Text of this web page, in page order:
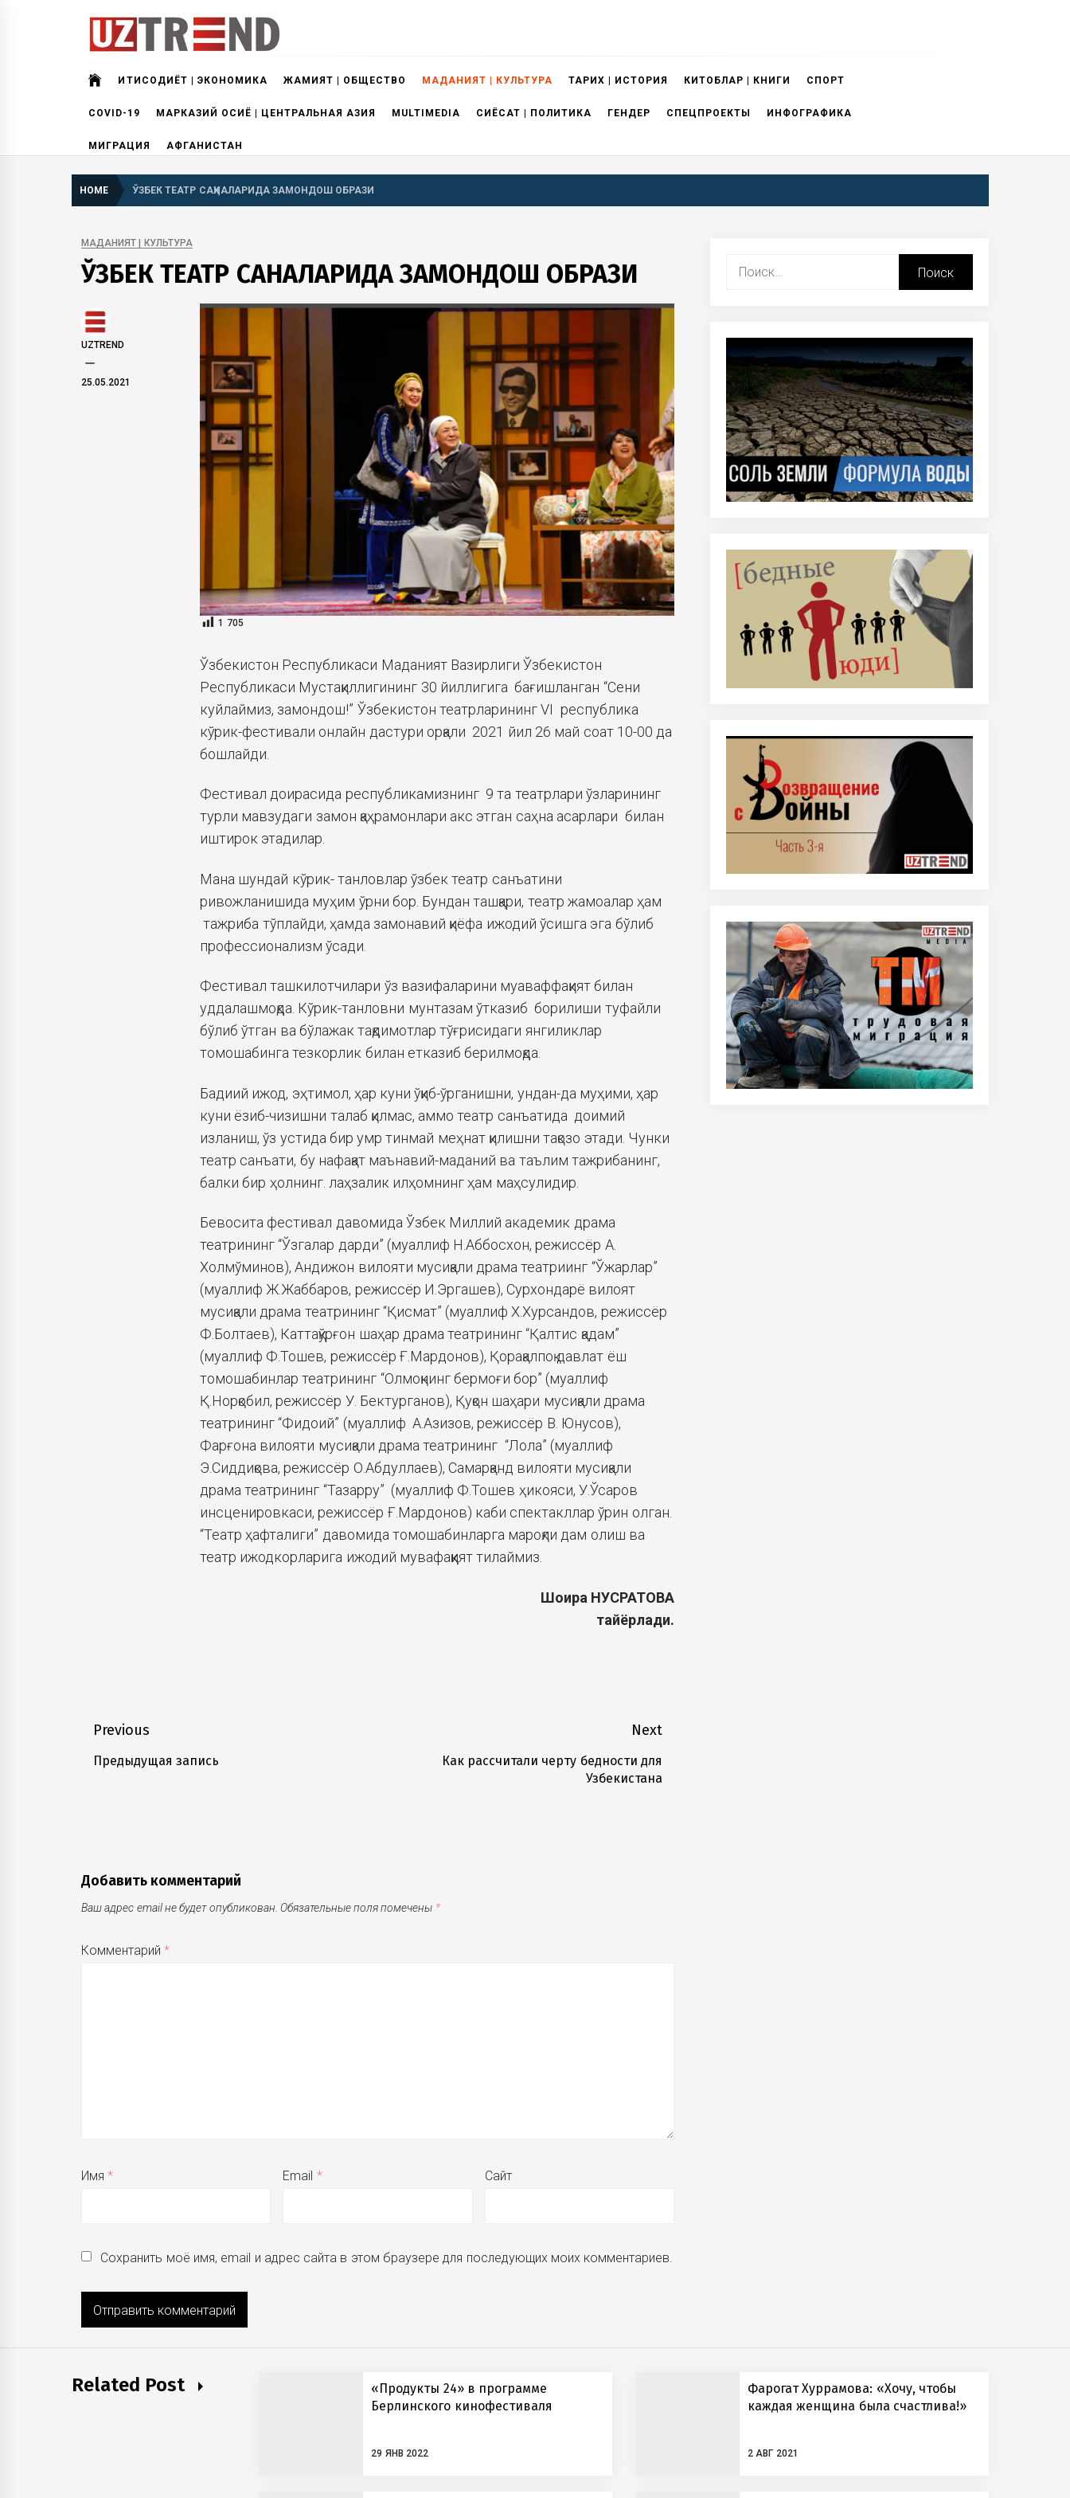
uztrend
ИҚТИСОДИЁТ | ЭКОНОМИКА ЖАМИЯТ | ОБЩЕСТВО МАДАНИЯТ | КУЛЬТУРА ТАРИХ | ИСТОРИЯ КИТОБЛАР | КНИГИ СПОРТ
COVID-19 МАРКАЗИЙ ОСИЁ | ЦЕНТРАЛЬНАЯ АЗИЯ MULTIMEDIA СИЁСАТ | ПОЛИТИКА ГЕНДЕР СПЕЦПРОЕКТЫ ИНФОГРАФИКА
МИГРАЦИЯ АФГАНИСТАН
HOME ЎЗБЕК ТЕАТР САҲНАЛАРИДА ЗАМОНДОШ ОБРАЗИ
МАДАНИЯТ | КУЛЬТУРА
ЎЗБЕК ТЕАТР САҲНАЛАРИДА ЗАМОНДОШ ОБРАЗИ
UZTREND
25.05.2021
1 705
Ўзбекистон Республикаси Маданият Вазирлиги Ўзбекистон
Республикаси Мустақиллигининг 30 йиллигига бағишланган “Сени
куйлаймиз, замондош!” Ўзбекистон театрларининг VI республика
кўрик-фестивали онлайн дастури орқали 2021 йил 26 май соат 10-00 да
бошлайди.
Фестивал доирасида республикамизнинг 9 та театрлари ўзларининг
турли мавзудаги замон қаҳрамонлари акс этган саҳна асарлари билан
иштирок этадилар.
Мана шундай кўрик- танловлар ўзбек театр санъатини
ривожланишида муҳим ўрни бор. Бундан ташқари, театр жамоалар ҳам
тажриба тўплайди, ҳамда замонавий қиёфа ижодий ўсишга эга бўлиб
профессионализм ўсади.
Фестивал ташкилотчилари ўз вазифаларини муаваффақият билан
уддалашмоқда. Кўрик-танловни мунтазам ўтказиб борилиши туфайли
бўлиб ўтган ва бўлажак тақдимотлар тўғрисидаги янгиликлар
томошабинга тезкорлик билан етказиб берилмоқда.
Бадиий ижод, эҳтимол, ҳар куни ўқиб-ўрганишни, ундан-да муҳими, ҳар
куни ёзиб-чизишни талаб қилмас, аммо театр санъатида доимий
изланиш, ўз устида бир умр тинмай меҳнат қилишни тақозо этади. Чунки
театр санъати, бу нафақат маънавий-маданий ва таълим тажрибанинг,
балки бир ҳолнинг. лаҳзалик илҳомнинг ҳам маҳсулидир.
Бевосита фестивал давомида Ўзбек Миллий академик драма
театрининг “Ўзгалар дарди” (муаллиф Н.Аббосхон, режиссёр А.
Холмўминов), Андижон вилояти мусиқали драма театриинг “Ўжарлар”
(муаллиф Ж.Жаббаров, режиссёр И.Эргашев), Сурхондарё вилоят
мусиқали драма театрининг “Қисмат” (муаллиф Х.Хурсандов, режиссёр
Ф.Болтаев), Каттақўрғон шаҳар драма театрининг “Қалтис қадам”
(муаллиф Ф.Тошев, режиссёр Ғ.Мардонов), Қорақалпоқ давлат ёш
томошабинлар театрининг “Олмоқнинг бермоғи бор” (муаллиф
Қ.Норқобил, режиссёр У. Бектурганов), Қуқон шаҳари мусиқали драма
театрининг “Фидоий” (муаллиф А.Азизов, режиссёр В. Юнусов),
Фарғона вилояти мусиқали драма театрининг “Лола” (муаллиф
Э.Сиддиқова, режиссёр О.Абдуллаев), Самарқанд вилояти мусиқали
драма театрининг “Тазарру” (муаллиф Ф.Тошев ҳикояси, У.Ўсаров
инсценировкаси, режиссёр Ғ.Мардонов) каби спектакллар ўрин олган.
“Театр ҳафталиги” давомида томошабинларга мароқли дам олиш ва
театр ижодкорларига ижодий мувафаққият тилаймиз.
Шоира НУСРАТОВА
тайёрлади.
Навигация
по
Previous
Previous
Предыдущая запись
Next
post:
Как рассчитали черту бедности для
Узбекистана
Добавить комментарий
Ваш адрес email не будет опубликован. Обязательные поля помечены *
Комментарий*
Имя* Email * Сайт
Сохранить моё имя, email и адрес сайта в этом браузере для последующих моих комментариев.
Найти:
Related Post
«Продукты 24» в программе
Берлинского кинофестиваля
29 ЯНВ 2022
Фарогат Хуррамова: «Хочу, чтобы
каждая женщина была счастлива!»
2 АВГ 2021